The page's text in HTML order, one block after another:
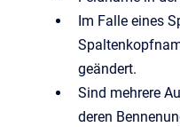
Im Falle eines
geändert.
Sind mehrere
deren